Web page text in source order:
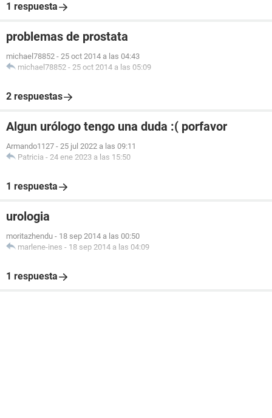
1 respuesta
problemas de prostata
michael78852 - 25 oct 2014 a las 04:43
michael78852 - 25 oct 2014 a las 05:09
2 respuestas
Algun urólogo tengo una duda :( porfavor
Armando1127 - 25 jul 2022 a las 09:11
Patricia - 24 ene 2023 a las 15:50
1 respuesta
urologia
moritazhendu - 18 sep 2014 a las 00:50
marlene-ines - 18 sep 2014 a las 04:09
1 respuesta